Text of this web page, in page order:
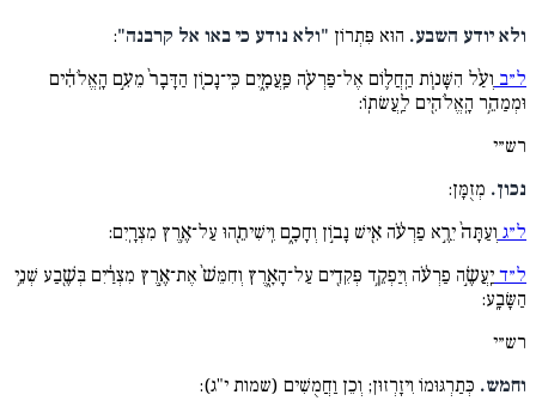
ולא יודע השבע. הוּא פִּתְרוֹן "ולא נודע כי באו אל קרבנה":
ל״ב וְעַ֨ל הִשָּׁנ֧וֹת הַֽחֲל֛וֹם אֶל־פַּרְעֹ֖ה פַּֽעֲמָ֑יִם כִּֽי־נָכ֤וֹן הַדָּבָר֙ מֵעִ֣ם הָֽאֱלֹהִ֔ים
וּמְמַהֵ֥ר הָֽאֱלֹהִ֖ים לַֽעֲשׂתֽוֹ:
רש״י
נכון. מְזֻמָּן:
ל״ג וְעַתָּה֙ יֵרֶ֣א פַרְעֹ֔ה אִ֖ישׁ נָב֣וֹן וְחָכָ֑ם וִֽישִׁיתֵ֖הוּ עַל־אֶ֥רֶץ מִצְרָֽיִם:
ל״ד יַֽעֲשֶׂ֣ה פַרְעֹ֔ה וְיַפְקֵ֥ד פְּקִדִ֖ים עַל־הָאָ֑רֶץ וְחִמֵּשׁ֙ אֶת־אֶ֣רֶץ מִצְרַ֔יִם בְּשֶׁ֖בַע שְׁנֵ֥י
הַשָּׂבָֽע:
רש״י
וחמש. כְּתַרְגּוּמוֹ וִיזָרְזוּן; וְכֵן וַחֲמֻשִׁים (שמות י"ג):